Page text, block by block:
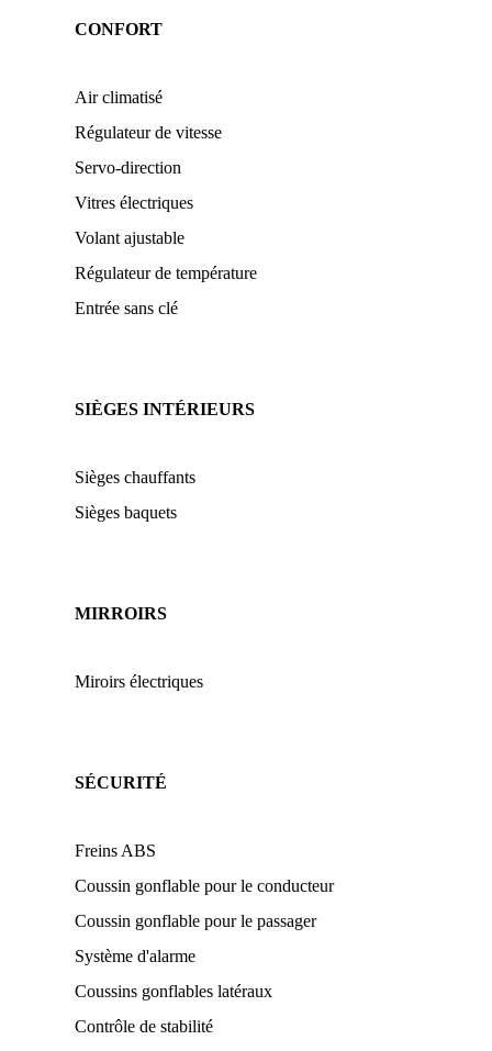
CONFORT
Air climatisé
Régulateur de vitesse
Servo-direction
Vitres électriques
Volant ajustable
Régulateur de température
Entrée sans clé
SIÈGES INTÉRIEURS
Sièges chauffants
Sièges baquets
MIRROIRS
Miroirs électriques
SÉCURITÉ
Freins ABS
Coussin gonflable pour le conducteur
Coussin gonflable pour le passager
Système d'alarme
Coussins gonflables latéraux
Contrôle de stabilité